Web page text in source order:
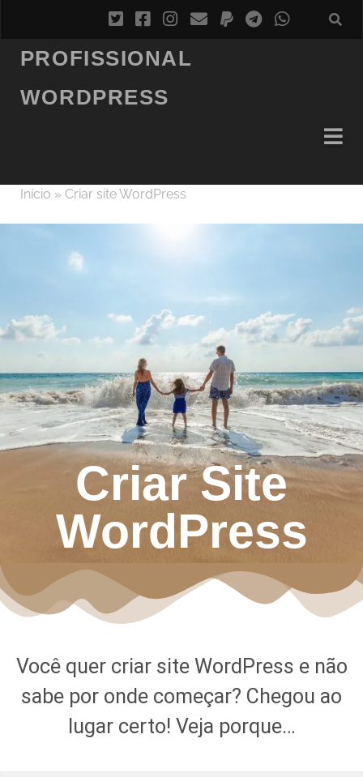
PROFISSIONAL
WORDPRESS
Início » Criar site WordPress
Criar Site
WordPress
Você quer criar site WordPress e não
sabe por onde começar? Chegou ao
lugar certo! Veja porque…